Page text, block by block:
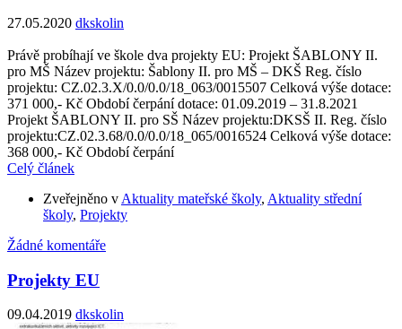
27.05.2020 dkskolin
Právě probíhají ve škole dva projekty EU: Projekt ŠABLONY II.
pro MŠ Název projektu: Šablony II. pro MŠ – DKŠ Reg. číslo
projektu: CZ.02.3.X/0.0/0.0/18_063/0015507 Celková výše dotace:
371 000,- Kč Období čerpání dotace: 01.09.2019 – 31.8.2021
Projekt ŠABLONY II. pro SŠ Název projektu:DKSŠ II. Reg. číslo
projektu:CZ.02.3.68/0.0/0.0/18_065/0016524 Celková výše dotace:
368 000,- Kč Období čerpání
Celý článek
Zveřejněno v Aktuality mateřské školy, Aktuality střední
školy, Projekty
Žádné komentáře
Projekty EU
09.04.2019 dkskolin